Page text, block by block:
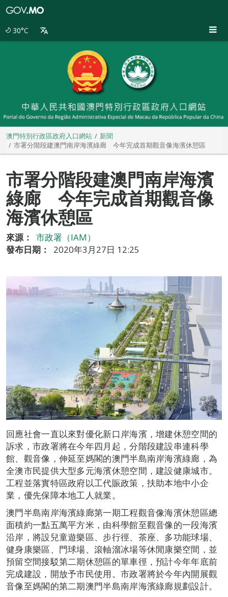
30°C
澳門特別行政區政府入口網站
新聞
市署分階段建澳門南岸海濱綠廊 今年完成首期觀音像海濱休憩區
市署分階段建澳門南岸海濱
綠廊 今年完成首期觀音像
海濱休憩區
來源：
市政署（IAM）
發布日期：
2020年3月27日 12:25
回應社會一直以來對優化新口岸海濱，增建休憩空間的
訴求，市政署將在今年四月起，分階段建設串連科學
館、觀音像，伸延至媽閣的澳門半島南岸海濱綠廊，為
全澳市民提供大型多元海濱休憩空間，建設健康城市。
工程並落實特區政府以工代賑政策，扶助本地中小企
業，優先保障本地工人就業。
澳門半島南岸海濱綠廊第一期工程觀音像海濱休憩區總
面積約一點五萬平方米，由科學館至觀音像的一段海濱
沿岸，將設兒童遊樂區、步行徑、茶座、多功能球場、
健身康樂區、門球場、滾軸溜冰場等休閒康樂空間，並
預留空間接駁第二期休憩區的單車徑，預計今年年底前
完成建設，開放予市民使用。市政署將於今年內開展觀
音像至媽閣的第二期澳門半島南岸海濱綠廊規劃設計。